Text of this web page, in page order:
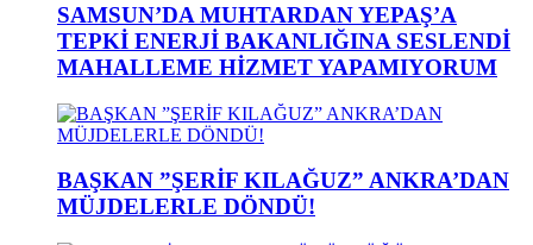
SAMSUN’DA MUHTARDAN YEPAŞ’A
TEPKİ ENERJİ BAKANLIĞINA SESLENDİ
MAHALLEME HİZMET YAPAMIYORUM
BAŞKAN ”ŞERİF KILAĞUZ” ANKRA’DAN
MÜJDELERLE DÖNDÜ!